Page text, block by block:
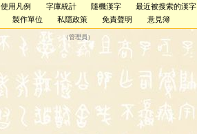
使用凡例 字庫統計 隨機漢字
最近被搜索的漢字
製作單位 私隱政策 免責聲明 意見簿
（管理員 ）